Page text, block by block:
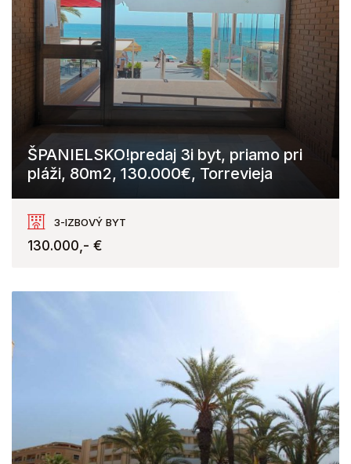
ŠPANIELSKO!predaj 3i byt, priamo pri
pláži, 80m2, 130.000€, Torrevieja
Torrevieja
3-IZBOVÝ BYT
130.000,- €